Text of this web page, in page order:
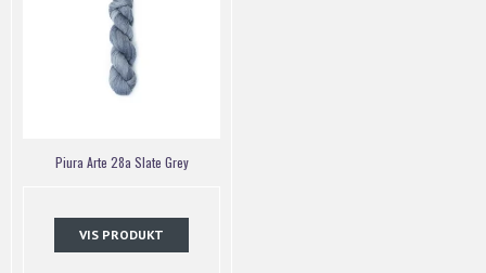
Piura Arte 28a Slate Grey
VIS PRODUKT